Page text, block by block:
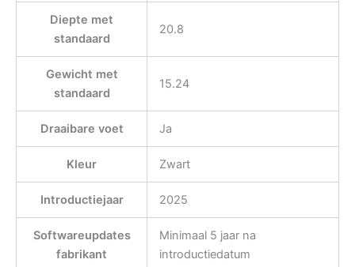
Diepte met
standaard
20.8
Gewicht met
standaard
15.24
Draaibare voet Ja
Kleur Zwart
Introductiejaar 2025
Softwareupdates
fabrikant
Minimaal 5 jaar na
introductiedatum